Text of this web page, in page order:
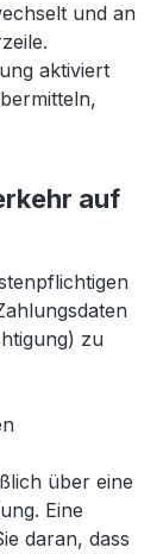
und an
aktiviert
auf
zu
über eine
Eine
daran, dass